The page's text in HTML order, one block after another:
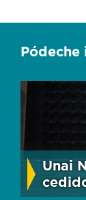
Pódeche
Unai